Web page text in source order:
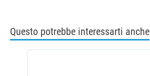
Questo potrebbe interessarti anche